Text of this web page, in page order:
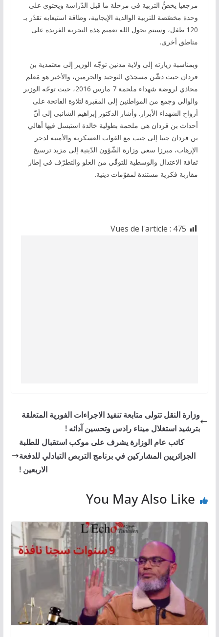
مرجعيا يخصُّ التربية في مرحلة ما قبل الدّراسة ويحتوي على
وحدة مخصّصة للتربية الوالدية الإيجابية، وطاقة استيعابه تقدّر بـ
120 طفل، وسيتم بحول الله تعميم هذه التجربة الفريدة على
مناطق أخرى.
وبمناسبة زيارته إلى ولاية مدنين توجّه الوزير إلى معتمدية بن
قردان حيث دشّن مسجدَي التوحيد والحرمين، والأخير هو مَعلم
محاذي لروضة شهداء ملحمة 7 مارس 2016، حيث توجّه الوزير
والوالي وجمع من المواطنين إلى المقبرة لتلاوة الفاتحة على
أرواح الشهداء الأبرار. وأشار الدكتور إبراهيم الشائبي إلى أنّ
أحداث بن قردان هي ملحمة بطولية خالدة استبسل فيها أهالي
بن قردان جنبا إلى جنب مع القوات العسكرية والأمنية لدحر
الإرهاب، مبرزا سعي وزارة الشّؤون الدّينية إلى مزيد ترسيخ
ثقافة الاعتدال والوسطية للتوقّي من الغلو والتطرّف في إطار
مقاربة فكرية مستندة لمقوّمات دينية.
Vues de l'article : 475
وزارة النقل تتولى متابعة تنفيذ الاجراءات الفورية المتعلقة
بترشيد استغلال ميناء رادس وتحسين آدائه !
كاتب عام الوزارة يشرف على موكب استقبال للطلبة
الجزائريين المشاركين في برنامج التربص التبادلي للدفعة
الاربعين !
You May Also Like